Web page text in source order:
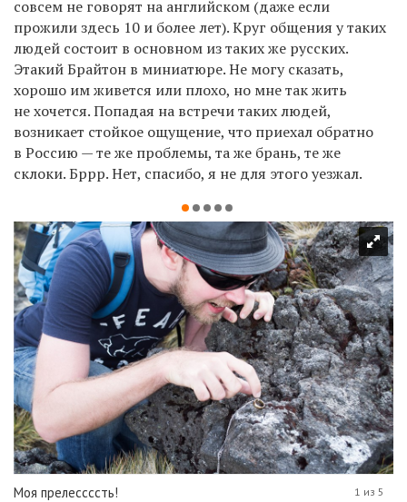
совсем не говорят на английском (даже если
прожили здесь 10 и более лет). Круг общения у таких
людей состоит в основном из таких же русских.
Этакий Брайтон в миниатюре. Не могу сказать,
хорошо им живется или плохо, но мне так жить
не хочется. Попадая на встречи таких людей,
возникает стойкое ощущение, что приехал обратно
в Россию — те же проблемы, та же брань, те же
склоки. Бррр. Нет, спасибо, я не для этого уезжал.
Моя прелессссть! 1 из 5